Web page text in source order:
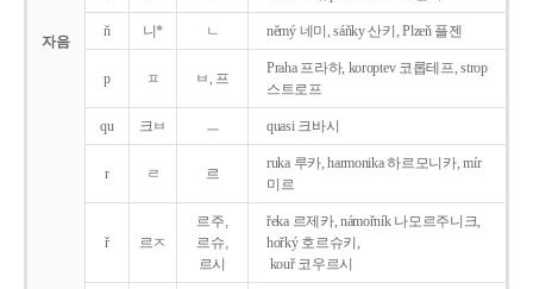
자음
ň 니* ㄴ němý 네미, sáňky 산키, Plzeň 플젠
p ㅍ ㅂ, 프
Praha 프라하, koroptev 코롭테프, strop
스트로프
qu 크ㅂ ㅡ quasi 크바시
r ㄹ 르
ruka 루카, harmonika 하르모니카, mír
미르
ř 르ㅈ
르주,
르슈,
르시
řeka 르제카, námořník 나모르주니크,
hořký 호르슈키,
kouř 코우르시